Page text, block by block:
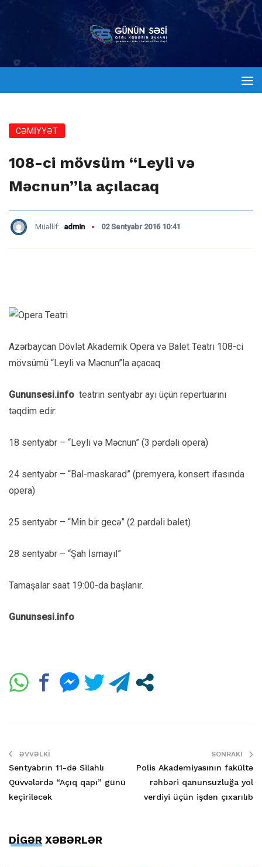
CƏMİYYƏT
108-ci mövsüm “Leyli və
Məcnun”la açılacaq
Müəllif: admin 02 Sentyabr 2016 10:41
Azərbaycan Dövlət Akademik Opera və Balet Teatrı 108-ci
mövsümü “Leyli və Məcnun”la açacaq
Gununsesi.info teatrın sentyabr ayı üçün repertuarını
təqdim edir:
18 sentyabr – “Leyli və Məcnun” (3 pərdəli opera)
24 sentyabr – “Bal-maskarad” (premyera, konsert ifasında
opera)
25 sentyabr – “Min bir gecə” (2 pərdəli balet)
28 sentyabr – “Şah İsmayıl”
Tamaşalar saat 19:00-da başlanır.
Gununsesi.info
ƏVVƏLKI
Sentyabrın 11-də Silahlı
Qüvvələrdə “Açıq qapı” günü
keçiriləcək
SONRAKI
Polis Akademiyasının fakültə
rəhbəri qanunsuzluğa yol
verdiyi üçün işdən çıxarılıb
DİGƏR XƏBƏRLƏR